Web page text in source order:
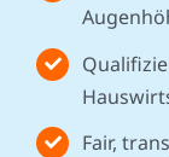
Fair,